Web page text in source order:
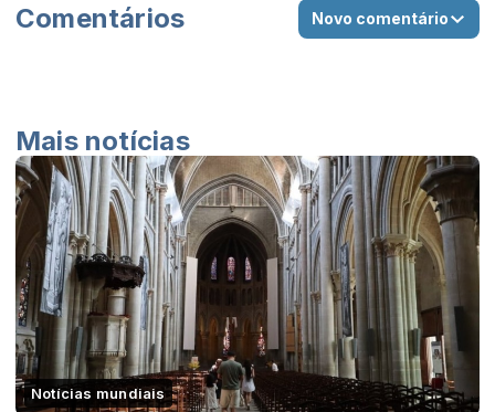
Comentários Novo comentário
Mais notícias
Notícias mundiais